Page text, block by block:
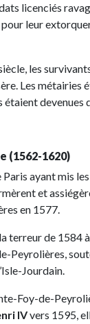
licenciés
leur
les
Les métairies
devenues
(1562-1620)
Paris ayant mis
et
en 1577.
terreur de 1584
Peyrolières,
Jourdain.
Foy-de-
IVvers 1595,